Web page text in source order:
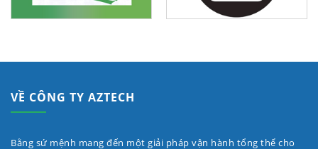
VỀ CÔNG TY AZTECH
Bằng sứ mệnh mang đến một giải pháp vận hành tổng thể cho